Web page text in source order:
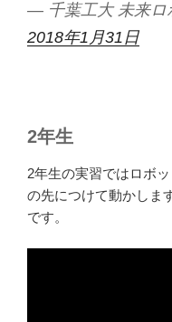
— 千葉工大 未来ロ
2018年1月31日
2年生
2年生の実習ではロボ
の先につけて動かしま
です。